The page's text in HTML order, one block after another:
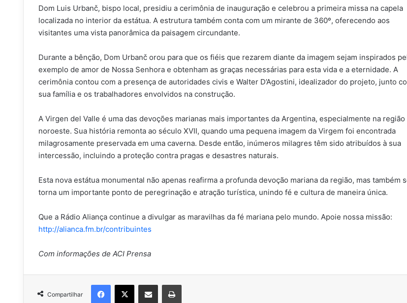
Dom Luis Urbanč, bispo local, presidiu a cerimônia de inauguração e celebrou a primeira missa na capela
localizada no interior da estátua. A estrutura também conta com um mirante de 360º, oferecendo aos
visitantes uma vista panorâmica da paisagem circundante.
Durante a bênção, Dom Urbanč orou para que os fiéis que rezarem diante da imagem sejam inspirados
exemplo de amor de Nossa Senhora e obtenham as graças necessárias para esta vida e a eternidade. A
cerimônia contou com a presença de autoridades civis e Walter D’Agostini, idealizador do projeto, junto
sua família e os trabalhadores envolvidos na construção.
A Virgen del Valle é uma das devoções marianas mais importantes da Argentina, especialmente na região
noroeste. Sua história remonta ao século XVII, quando uma pequena imagem da Virgem foi encontrada
milagrosamente preservada em uma caverna. Desde então, inúmeros milagres têm sido atribuídos à sua
intercessão, incluindo a proteção contra pragas e desastres naturais.
Esta nova estátua monumental não apenas reafirma a profunda devoção mariana da região, mas também
torna um importante ponto de peregrinação e atração turística, unindo fé e cultura de maneira única.
Que a Rádio Aliança continue a divulgar as maravilhas da fé mariana pelo mundo. Apoie nossa missão:
http://alianca.fm.br/contribuintes
Com informações de ACI Prensa
Compartilhar